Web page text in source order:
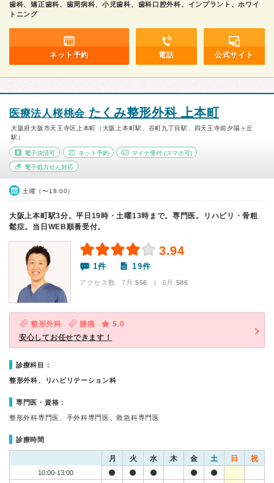
歯科、矯正歯科、歯周病科、小児歯科、歯科口腔外科、インプラント、ホワイ
トニング
ネット予約 電話 公式サイト
医療法人桜桃会 たくみ整形外科 上本町
大阪府大阪市天王寺区上本町（大阪上本町駅、谷町九丁目駅、四天王寺前夕陽ヶ丘
駅）
電子決済可 ネット予約 マイナ受付 (スマホ可)
電子処方せん対応
土曜（〜18:00）
大阪上本町駅3分。平日19時・土曜13時まで。専門医。リハビリ・骨粗
鬆症。当日WEB順番受付。
3.94
1件 19件
アクセス数 7月:556 | 6月:586
整形外科 腰痛
5.0
安心してお任せできます！
診療科目：
整形外科、リハビリテーション科
専門医・資格：
整形外科専門医、手外科専門医、救急科専門医
診療時間
月 火 水 木 金 土 日 祝
10:00-13:00